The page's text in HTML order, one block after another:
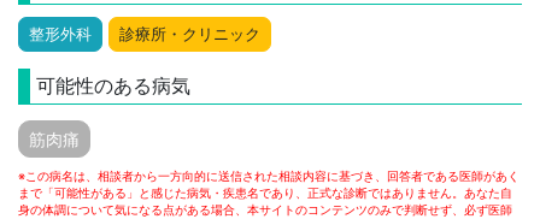
整形外科 診療所・クリニック
可能性のある病気
筋肉痛
※この病名は、相談者から一方向的に送信された相談内容に基づき、回答者である医師があく
まで「可能性がある」と感じた病気・疾患名であり、正式な診断ではありません。あなた自
身の体調について気になる点がある場合、本サイトのコンテンツのみで判断せず、必ず医師